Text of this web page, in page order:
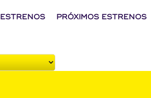
ESTRENOS PRÓXIMOS ESTRENOS